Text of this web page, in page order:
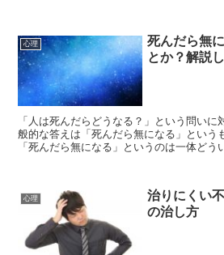
心理
死んだら無
とか？解説
「人は死んだらどうなる？」という問いに
般的な答えは「死んだら無になる」というも
「死んだら無になる」というのは一体どう
心理
治りにくい
の治し方